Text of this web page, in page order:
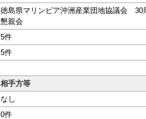
徳島県マリンピア沖洲産業団地協議会 30
懇親会
5件
5件
相手方等
なし
0件